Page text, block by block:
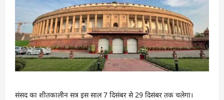
संसद का शीतकालीन सत्र इस साल 7 दिसंबर से 29 दिसंबर तक चलेगा।